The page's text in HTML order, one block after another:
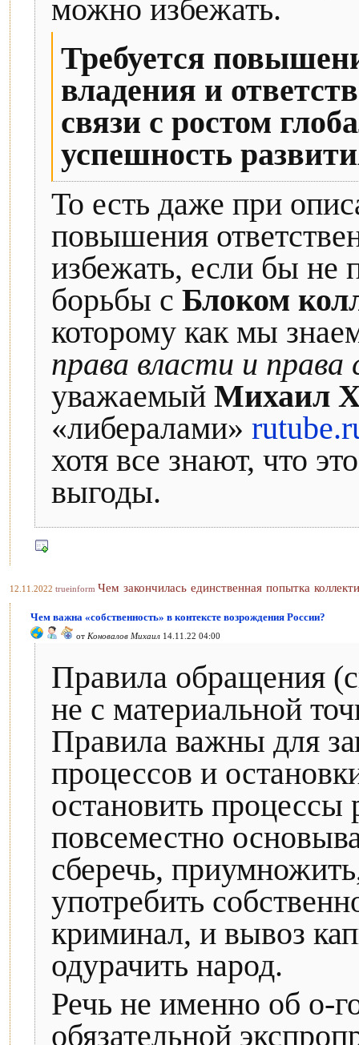
можно избежать.
Требуется
владения и
связи с ростом
успешность
То есть даже при
повышения
избежать, если бы не
борьбы с Блоком
которому как мы
права власти и
уважаемый Михаил
«либералами»
хотя все знают, что
выгоды.
12.11.2022 trueinform Чем закончилась единственная попытка
Чем важна «собственность» в контексте возрождения России?
от Коновалов Михаил 14.11.22 04:00
Правила обращения
не с материальной
Правила важны для
процессов и
остановить
повсеместно
сберечь,
употребить
криминал, и вывоз
одурачить народ.
Речь не именно об о-
обязательной